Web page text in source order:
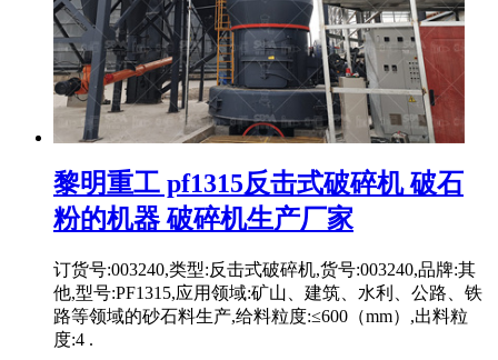
黎明重工 pf1315反击式破碎机 破石
粉的机器 破碎机生产厂家
订货号:003240,类型:反击式破碎机,货号:003240,品牌:其
他,型号:PF1315,应用领域:矿山、建筑、水利、公路、铁
路等领域的砂石料生产,给料粒度:≤600（mm）,出料粒
度:4 .